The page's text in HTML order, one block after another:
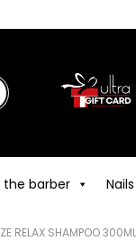
the barber Nails
RELAX SHAMPOO 300ML